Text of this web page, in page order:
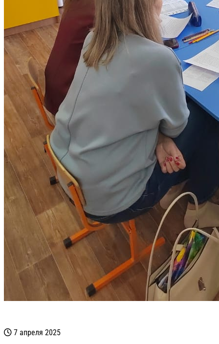
7 апреля 2025